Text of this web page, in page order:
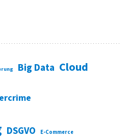
Big Data Cloud
DSGVO E-Commerce